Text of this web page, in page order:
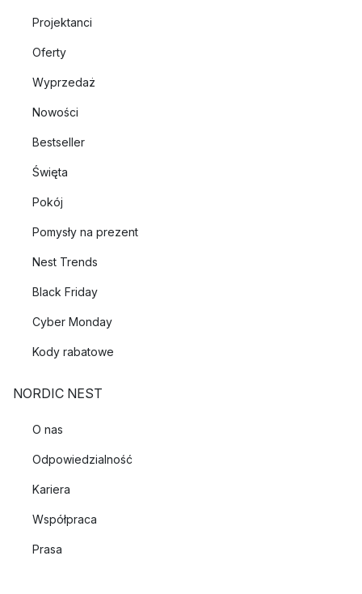
Projektanci
Oferty
Wyprzedaż
Nowości
Bestseller
Święta
Pokój
Pomysły na prezent
Nest Trends
Black Friday
Cyber Monday
Kody rabatowe
NORDIC NEST
O nas
Odpowiedzialność
Kariera
Współpraca
Prasa